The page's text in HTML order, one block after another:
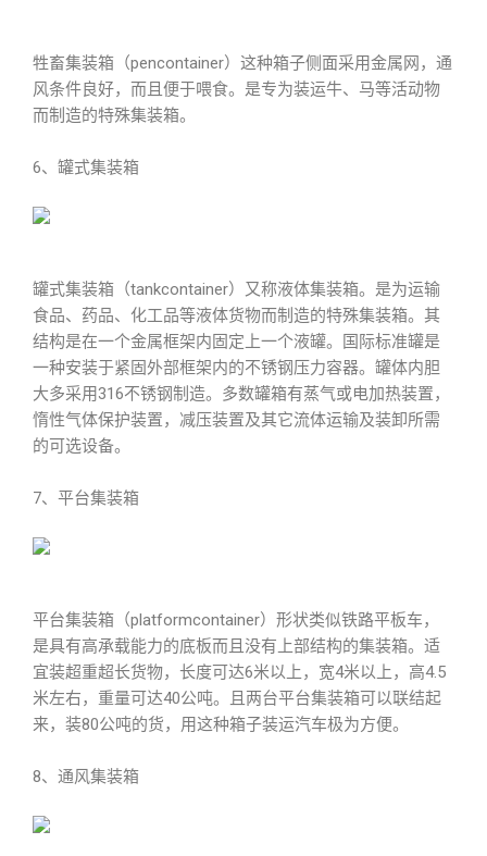
牲畜集装箱（pencontainer）这种箱子侧面采用金属网，通
风条件良好，而且便于喂食。是专为装运牛、马等活动物
而制造的特殊集装箱。
6、罐式集装箱
罐式集装箱（tankcontainer）又称液体集装箱。是为运输
食品、药品、化工品等液体货物而制造的特殊集装箱。其
结构是在一个金属框架内固定上一个液罐。国际标准罐是
一种安装于紧固外部框架内的不锈钢压力容器。罐体内胆
大多采用316不锈钢制造。多数罐箱有蒸气或电加热装置，
惰性气体保护装置，减压装置及其它流体运输及装卸所需
的可选设备。
7、平台集装箱
平台集装箱（platformcontainer）形状类似铁路平板车，
是具有高承载能力的底板而且没有上部结构的集装箱。适
宜装超重超长货物，长度可达6米以上，宽4米以上，高4.5
米左右，重量可达40公吨。且两台平台集装箱可以联结起
来，装80公吨的货，用这种箱子装运汽车极为方便。
8、通风集装箱